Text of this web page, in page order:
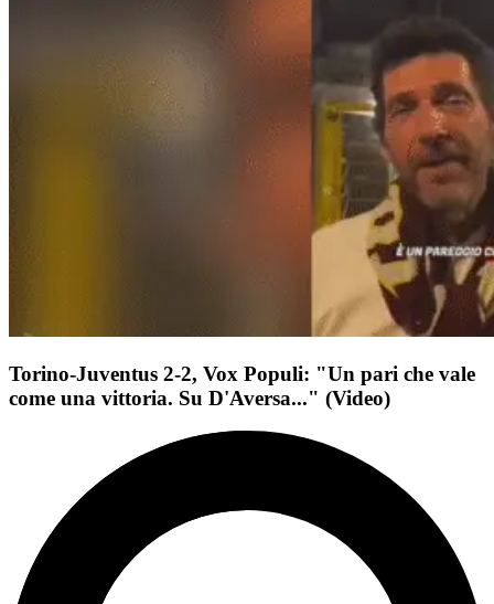
Torino-Juventus 2-2, Vox Populi: "Un pari che vale
come una vittoria. Su D'Aversa..." (Video)